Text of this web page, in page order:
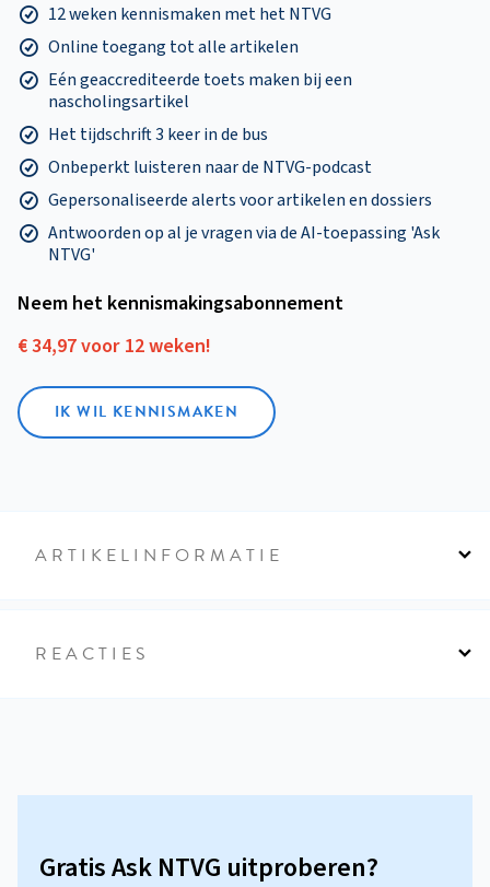
12 weken kennismaken met het NTVG
Online toegang tot alle artikelen
Eén geaccrediteerde toets maken bij een
nascholingsartikel
Het tijdschrift 3 keer in de bus
Onbeperkt luisteren naar de NTVG-podcast
Gepersonaliseerde alerts voor artikelen en dossiers
Antwoorden op al je vragen via de AI-toepassing 'Ask
NTVG'
Neem het kennismakings­abonnement
€ 34,97 voor 12 weken!
IK WIL KENNISMAKEN
ARTIKELINFORMATIE
REACTIES
Gratis Ask NTVG uitproberen?